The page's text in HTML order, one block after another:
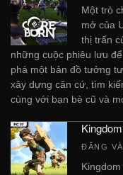
Một trò
mở của
thị trấn
những cuộc phiêu lưu
phá một bản đồ tưởng
xây dựng căn cứ, tìm
cùng với bạn bè cũ và
ĐĂNG